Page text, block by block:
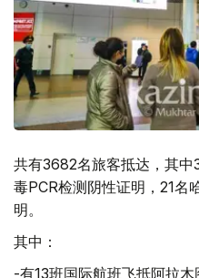
共有3682名旅客抵达，其
毒PCR检测阴性证明，21名
明。
其中：
-有13班国际航班飞抵阿拉木